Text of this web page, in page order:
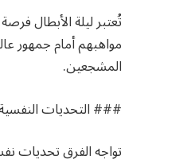
تُعتبر ليلة الأبطال
مواهبهم أمام جمهور
المشجعين.
### التحديات
تواجه الفرق تحديات